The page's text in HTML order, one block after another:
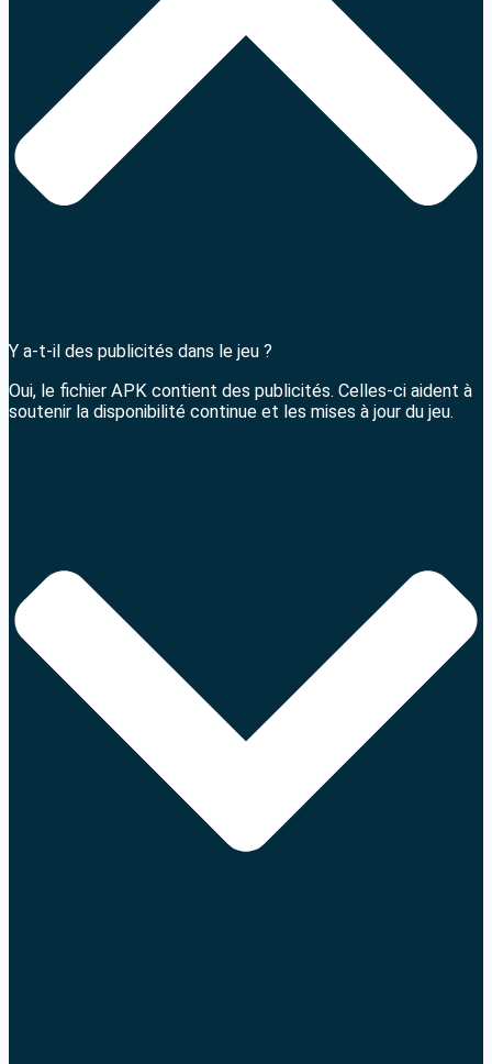
Y a-t-il des publicités dans le jeu ?
Oui, le fichier APK contient des publicités. Celles-ci aident à
soutenir la disponibilité continue et les mises à jour du jeu.